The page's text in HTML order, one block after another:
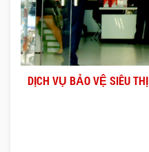
DỊCH VỤ BẢO VỆ SIÊU THỊ